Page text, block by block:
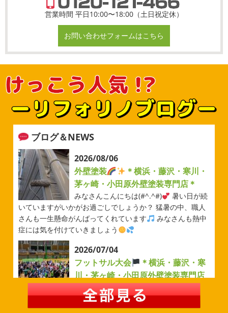
営業時間 平日10:00〜18:00（土日祝定休）
お問い合わせフォームはこちら
ブログ＆NEWS
2026/08/06
外壁塗装
＊横浜・藤沢・寒川・
茅ヶ崎・小田原外壁塗装専門店＊
みなさんこんにちは(#^.^#)
暑い日が続
いていますがいかがお過ごしでしょうか？ 猛暑の中、職人
さんも一生懸命がんばってくれています
みなさんも熱中
症には気を付けていきましょう
2026/07/04
フットサル大会
＊横浜・藤沢・寒
川・茅ヶ崎・小田原外壁塗装専門店
＊
みなさんこんにちは(#^.^#)
例年より過ごしやすい気温が